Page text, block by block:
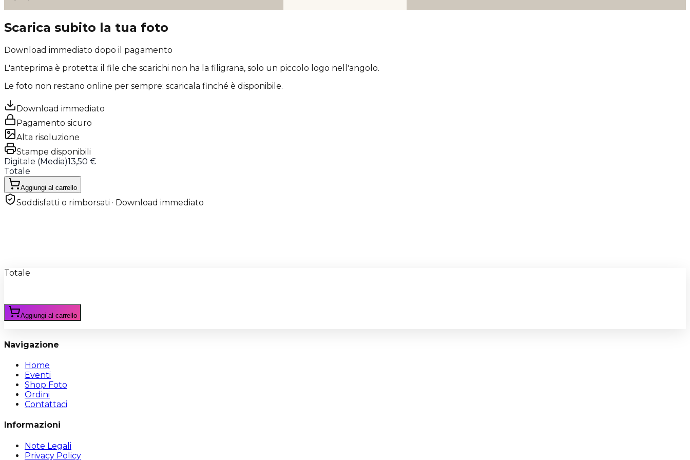
Scarica subito la tua foto
Download immediato dopo il pagamento
L'anteprima è protetta: il file che scarichi non ha la filigrana, solo un piccolo logo nell'angolo.
Le foto non restano online per sempre: scaricala finché è disponibile.
Download immediato
Pagamento sicuro
Alta risoluzione
Stampe disponibili
Digitale (Media)13,50 €
Totale
Aggiungi al carrello
Soddisfatti o rimborsati · Download immediato
Totale
Aggiungi al carrello
Navigazione
Home
Eventi
Shop Foto
Ordini
Contattaci
Informazioni
Note Legali
Privacy Policy